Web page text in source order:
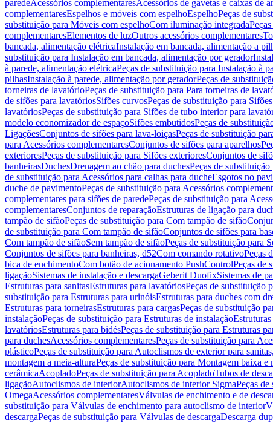
paredeAcessórios complementaresAcessórios de gavetas e caixas de
complementaresEspelhos e móveis com espelhoEspelhoPeças de
substituição para Móveis com espelhoCom iluminação integrada
complementaresElementos de luzOutros acessórios complementares
bancada, alimentação elétricaInstalação em bancada, alimentação a
substituição para Instalação em bancada, alimentação por gerador
à parede, alimentação elétricaPeças de substituição para Instalação à
pilhasInstalação à parede, alimentação por geradorPeças de
torneiras de lavatórioPeças de substituição para Para torneiras de
de sifões para lavatóriosSifões curvosPeças de substituição para
lavatóriosPeças de substituição para Sifões de tubo interior para
modelo economizador de espaçoSifões embutidosPeças de
LigaçõesConjuntos de sifões para lava-loiçasPeças de substituição
para Acessórios complementaresConjuntos de sifões para aparelhos
exterioresPeças de substituição para Sifões exterioresConjuntos de
banheirasDuchesDrenagem ao chão para duchesPeças de
de substituição para Acessórios para calhas para ducheEsgotos no
duche de pavimentoPeças de substituição para Acessórios
complementares para sifões de paredePeças de substituição para
complementaresConjuntos de reparaçãoEstruturas de ligação para
tampão de sifãoPeças de substituição para Com tampão de sifão
de substituição para Com tampão de sifãoConjuntos de sifões para
Com tampão de sifãoSem tampão de sifãoPeças de substituição para
Conjuntos de sifões para banheiras, d52Com comando rotativoPeças
bica de enchimentoCom botão de acionamento PushControlPeças de
ligaçãoSistemas de instalação e descargaGeberit DuofixSistemas de
Estruturas para sanitasEstruturas para lavatóriosPeças de substituição
substituição para Estruturas para urinóisEstruturas para duches com
Estruturas para torneirasEstruturas para cargasPeças de substituição
instalaçãoPeças de substituição para Estruturas de instalaçãoEstruturas
lavatóriosEstruturas para bidésPeças de substituição para Estruturas
para duchesAcessórios complementaresPeças de substituição para
plásticoPeças de substituição para Autoclismos de exterior para
montagem a meia-alturaPeças de substituição para Montagem baixa e
cerâmicaAcopladoPeças de substituição para AcopladoTubos de
ligaçãoAutoclismos de interiorAutoclismos de interior SigmaPeças
OmegaAcessórios complementaresVálvulas de enchimento e de
substituição para Válvulas de enchimento para autoclismo de interior
descargaPeças de substituição para Válvulas de descargaDescarga